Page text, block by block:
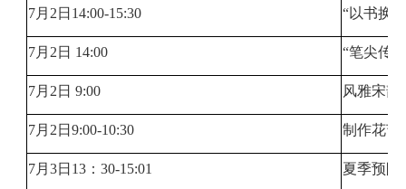
7月2日14:00-15:30 “以书换
7月2日 14:00 “笔尖传
7月2日 9:00 风雅宋
7月2日9:00-10:30 制作花艺
7月3日13：30-15:01 夏季预防